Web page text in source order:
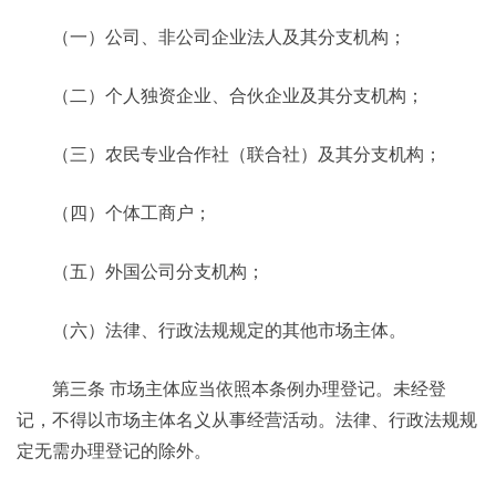
（一）公司、非公司企业法人及其分支机构；
（二）个人独资企业、合伙企业及其分支机构；
（三）农民专业合作社（联合社）及其分支机构；
（四）个体工商户；
（五）外国公司分支机构；
（六）法律、行政法规规定的其他市场主体。
第三条 市场主体应当依照本条例办理登记。未经登
记，不得以市场主体名义从事经营活动。法律、行政法规规
定无需办理登记的除外。